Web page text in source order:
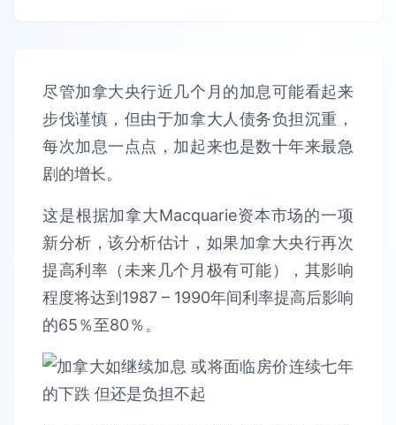
尽管加拿大央行近几个月的加息可能看起来
步伐谨慎，但由于加拿大人债务负担沉重，
每次加息一点点，加起来也是数十年来最急
剧的增长。
这是根据加拿大Macquarie资本市场的一项
新分析，该分析估计，如果加拿大央行再次
提高利率（未来几个月极有可能），其影响
程度将达到1987 – 1990年间利率提高后影响
的65％至80％。